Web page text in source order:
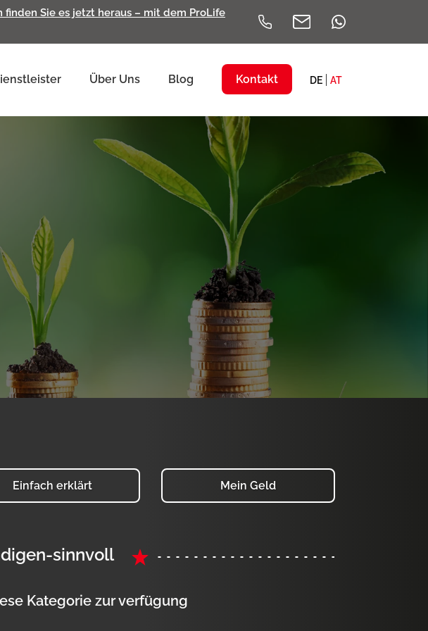
Sie es jetzt heraus – mit dem ProLife
Über Uns Blog Kontakt DE AT
Einfach erklärt Mein Geld
sinnvoll
Kategorie zur verfügung